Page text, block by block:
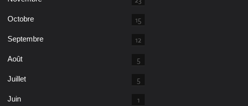
Octobre 15
Septembre 12
Août 5
Juillet 5
Juin 1